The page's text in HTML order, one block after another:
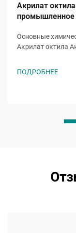
Акрилат
промышленное
Основные
Акрилат октила
включает
ПОДРОБНЕЕ